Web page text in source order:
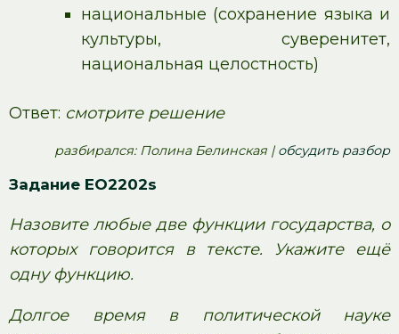
национальные (сохранение языка и
культуры, суверенитет,
национальная целостность)
Ответ: смотрите решение
pазбирался: Полина Белинская |обсудить разбор
Задание EO2202s
Назовите любые две функции государства, о
которых говорится в тексте. Укажите ещё
одну функцию.
Долгое время в по­ли­ти­че­ской науке